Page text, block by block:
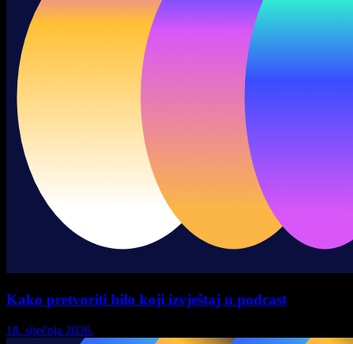
Kako pretvoriti bilo koji izvještaj u podcast
18. siječnja 2026.